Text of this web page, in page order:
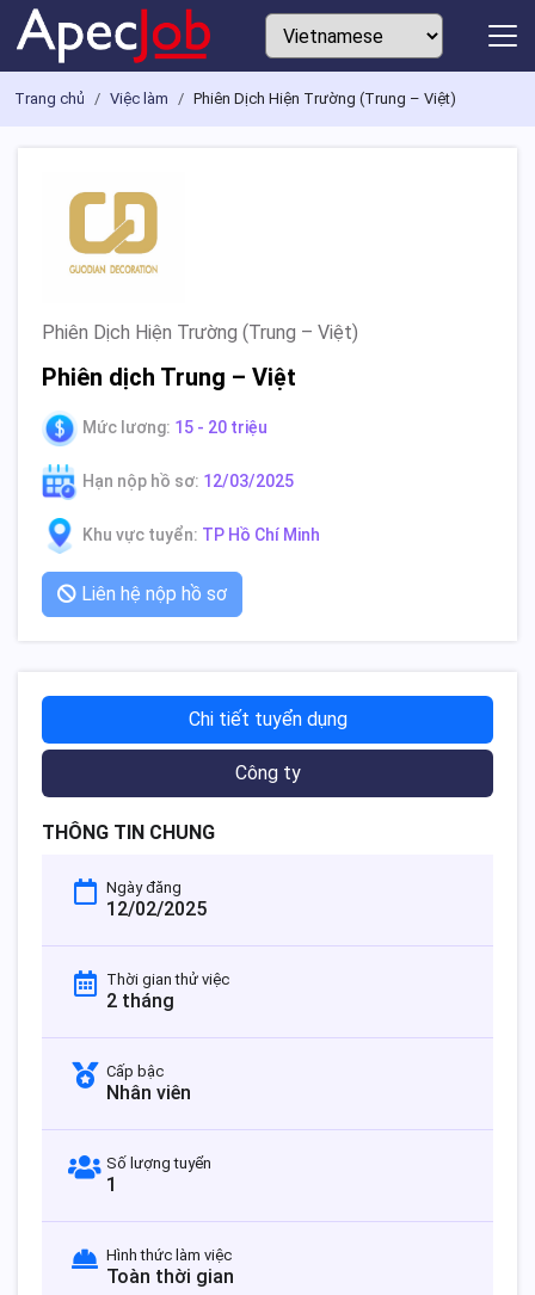
Trang chủ Việc làm Phiên Dịch Hiện Trường (Trung – Việt)
Phiên Dịch Hiện Trường (Trung – Việt)
Phiên dịch Trung – Việt
Mức lương: 15 - 20 triệu
Hạn nộp hồ sơ: 12/03/2025
Khu vực tuyển: TP Hồ Chí Minh
Liên hệ nộp hồ sơ
Chi tiết tuyển dụng
Công ty
THÔNG TIN CHUNG
Ngày đăng
12/02/2025
Thời gian thử việc
2 tháng
Cấp bậc
Nhân viên
Số lượng tuyển
1
Hình thức làm việc
Toàn thời gian